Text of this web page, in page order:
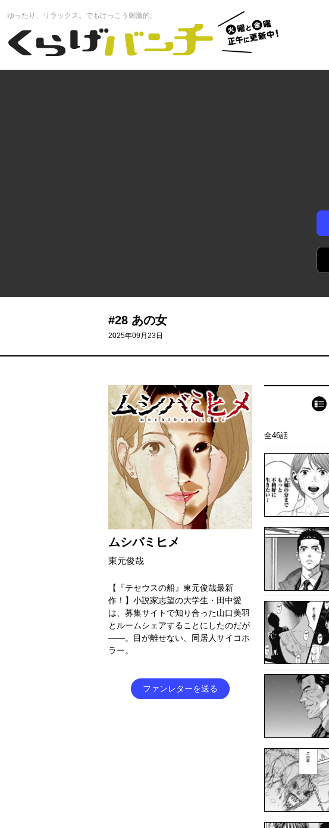
くらげバンチ
火曜と金
曜正午に
更新中！
ゆったり、リラックス。でもけっこう刺激的。
#28 あの女
2025年09月23日
ムシバミヒメ
東元俊哉
【『テセウスの船』東元俊哉最新
作！】小説家志望の大学生・田中愛
は、募集サイトで知り合った山口美羽
とルームシェアすることにしたのだが
――。目が離せない、同居人サイコホ
ラー。
ファンレターを送る
全46話